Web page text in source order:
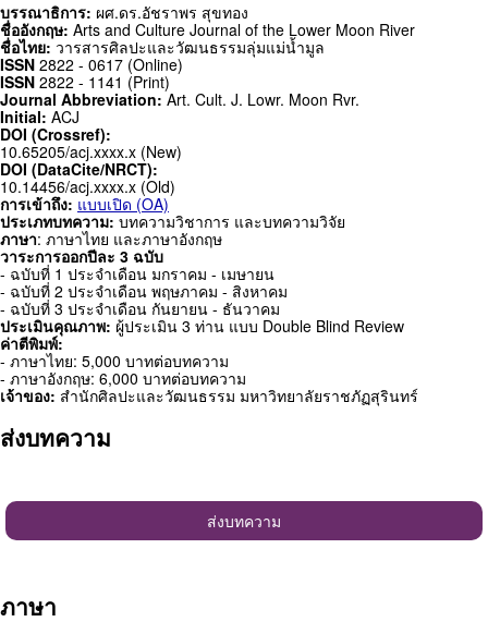
บรรณาธิการ: ผศ.ดร.อัชราพร สุขทอง
ชื่ออังกฤษ: Arts and Culture Journal of the Lower Moon River
ชื่อไทย: วารสารศิลปะและวัฒนธรรมลุ่มแม่น้ำมูล
ISSN 2822 - 0617 (Online)
ISSN 2822 - 1141 (Print)
Journal Abbreviation: Art. Cult. J. Lowr. Moon Rvr.
Initial: ACJ
DOI (Crossref):
10.65205/acj.xxxx.x (New)
DOI (DataCite/NRCT):
10.14456/acj.xxxx.x (Old)
การเข้าถึง: แบบเปิด (OA)
ประเภทบทความ: บทความวิชาการ และบทความวิจัย
ภาษา: ภาษาไทย และภาษาอังกฤษ
วาระการออกปีละ 3 ฉบับ
- ฉบับที่ 1 ประจำเดือน มกราคม - เมษายน
- ฉบับที่ 2 ประจำเดือน พฤษภาคม - สิงหาคม
- ฉบับที่ 3 ประจำเดือน กันยายน - ธันวาคม
ประเมินคุณภาพ: ผู้ประเมิน 3 ท่าน แบบ Double Blind Review
ค่าตีพิมพ์:
- ภาษาไทย: 5,000 บาทต่อบทความ
- ภาษาอังกฤษ: 6,000 บาทต่อบทความ
เจ้าของ: สำนักศิลปะและวัฒนธรรม มหาวิทยาลัยราชภัฏสุรินทร์
ส่งบทความ
ส่งบทความ
ภาษา